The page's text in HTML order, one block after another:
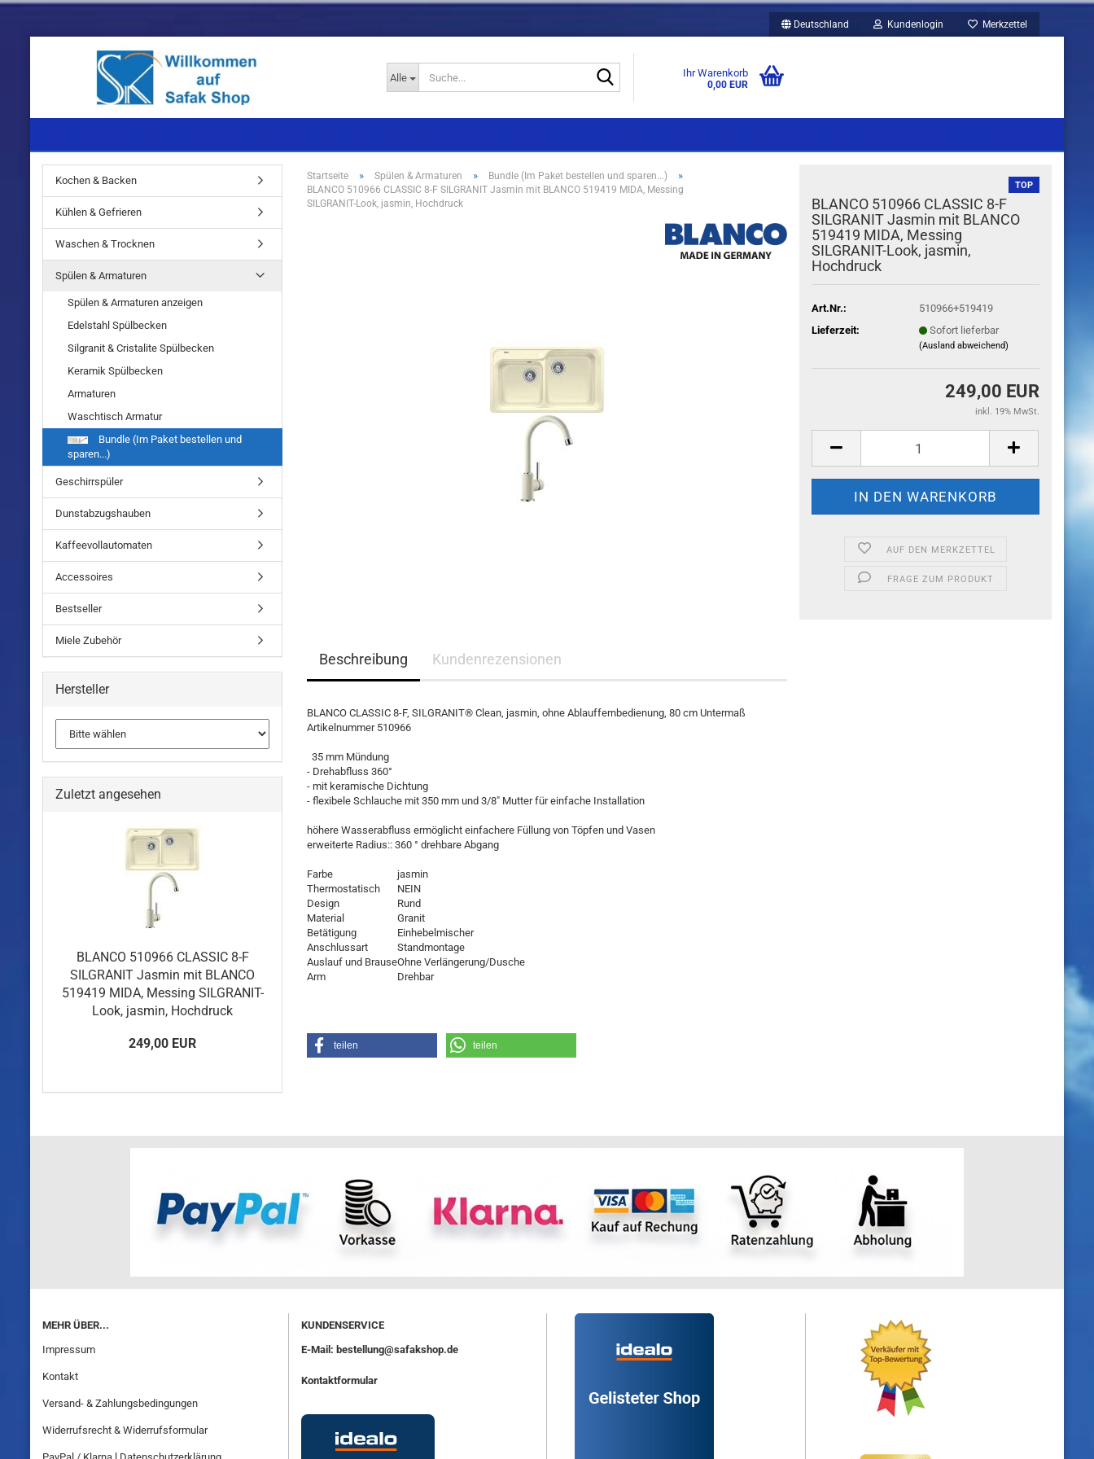
Deutschland Kundenlogin Merkzettel
Alle Ihr Warenkorb
0,00 EUR
Standgeräte
Standgeräte
Einbaugeräte
Standgeräte
Einbaugeräte
Standgeräte
Startseite » Spülen & Armaturen » Bundle (Im Paket bestellen und sparen...) »
BLANCO 510966 CLASSIC 8-F SILGRANIT Jasmin mit BLANCO 519419 MIDA, Messing
SILGRANIT-Look, jasmin, Hochdruck
TOP
BLANCO 510966 CLASSIC 8-F
SILGRANIT Jasmin mit BLANCO
519419 MIDA, Messing
SILGRANIT-Look, jasmin,
Hochdruck
Art.Nr.:
510966+519419
Lieferzeit:
Sofort lieferbar
(Ausland abweichend)
249,00 EUR
inkl. 19% MwSt.
AUF DEN MERKZETTEL
FRAGE ZUM PRODUKT
Beschreibung Kundenrezensionen
BLANCO CLASSIC 8-F, SILGRANIT® Clean, jasmin, ohne Ablauffernbedienung, 80 cm Untermaß
Artikelnummer 510966
35 mm Mündung
- Drehabfluss 360°
- mit keramische Dichtung
- flexibele Schlauche mit 350 mm und 3/8" Mutter für einfache Installation
höhere Wasserabfluss ermöglicht einfachere Füllung von Töpfen und Vasen
erweiterte Radius:: 360 ° drehbare Abgang
Farbe
jasmin
Thermostatisch
NEIN
Design
Rund
Material
Granit
Betätigung
Einhebelmischer
Anschlussart
Standmontage
Auslauf und BrauseOhne Verlängerung/Dusche
Arm
Drehbar
teilen teilen
Kochen & Backen
Kühlen & Gefrieren
Waschen & Trocknen
Spülen & Armaturen
Spülen & Armaturen anzeigen
Edelstahl Spülbecken
Silgranit & Cristalite Spülbecken
Keramik Spülbecken
Armaturen
Waschtisch Armatur
Bundle (Im Paket bestellen und
sparen...)
Geschirrspüler
Dunstabzugshauben
Kaffeevollautomaten
Accessoires
Bestseller
Miele Zubehör
Hersteller
Zuletzt angesehen
BLANCO 510966 CLASSIC 8-F
SILGRANIT Jasmin mit BLANCO
519419 MIDA, Messing SILGRANIT-
Look, jasmin, Hochdruck
249,00 EUR
MEHR ÜBER...
Impressum
Kontakt
Versand- & Zahlungsbedingungen
Widerrufsrecht & Widerrufsformular
KUNDENSERVICE
E-Mail: bestellung@safakshop.de
Kontaktformular